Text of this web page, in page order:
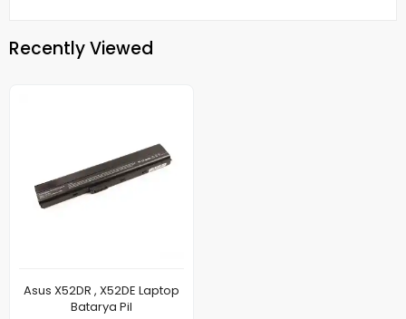
Recently Viewed
Asus X52DR , X52DE Laptop
Batarya Pil